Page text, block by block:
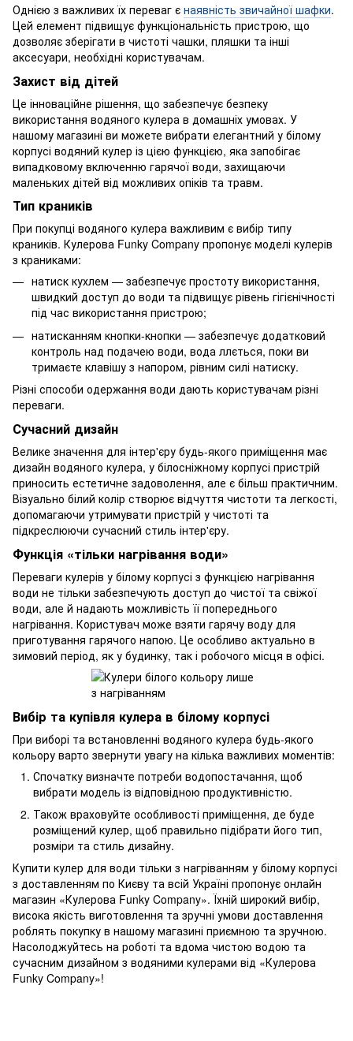
Однією з важливих їх переваг є наявність звичайної шафки.
Цей елемент підвищує функціональність пристрою, що
дозволяє зберігати в чистоті чашки, пляшки та інші
аксесуари, необхідні користувачам.
Захист від дітей
Це інноваційне рішення, що забезпечує безпеку
використання водяного кулера в домашніх умовах. У
нашому магазині ви можете вибрати елегантний у білому
корпусі водяний кулер із цією функцією, яка запобігає
випадковому включенню гарячої води, захищаючи
маленьких дітей від можливих опіків та травм.
Тип краників
При покупці водяного кулера важливим є вибір типу
краників. Кулерова Funky Company пропонує моделі кулерів
з краниками:
натиск кухлем — забезпечує простоту використання,
швидкий доступ до води та підвищує рівень гігієнічності
під час використання пристрою;
натисканням кнопки-кнопки — забезпечує додатковий
контроль над подачею води, вода ллється, поки ви
тримаєте клавішу з напором, рівним силі натиску.
Різні способи одержання води дають користувачам різні
переваги.
Сучасний дизайн
Велике значення для інтер'єру будь-якого приміщення має
дизайн водяного кулера, у білосніжному корпусі пристрій
приносить естетичне задоволення, але є більш практичним.
Візуально білий колір створює відчуття чистоти та легкості,
допомагаючи утримувати пристрій у чистоті та
підкреслюючи сучасний стиль інтер'єру.
Функція «тільки нагрівання води»
Переваги кулерів у білому корпусі з функцією нагрівання
води не тільки забезпечують доступ до чистої та свіжої
води, але й надають можливість її попереднього
нагрівання. Користувач може взяти гарячу воду для
приготування гарячого напою. Це особливо актуально в
зимовий період, як у будинку, так і робочого місця в офісі.
Вибір та купівля кулера в білому корпусі
При виборі та встановленні водяного кулера будь-якого
кольору варто звернути увагу на кілька важливих моментів:
Спочатку визначте потреби водопостачання, щоб
вибрати модель із відповідною продуктивністю.
Також враховуйте особливості приміщення, де буде
розміщений кулер, щоб правильно підібрати його тип,
розміри та стиль дизайну.
Купити кулер для води тільки з нагріванням у білому корпусі
з доставленням по Києву та всій Україні пропонує онлайн
магазин «Кулерова Funky Company». Їхній широкий вибір,
висока якість виготовлення та зручні умови доставлення
роблять покупку в нашому магазині приємною та зручною.
Насолоджуйтесь на роботі та вдома чистою водою та
сучасним дизайном з водяними кулерами від «Кулерова
Funky Company»!